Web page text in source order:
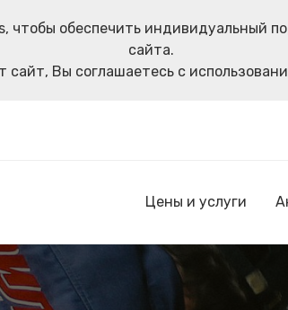
чтобы обеспечить индивидуальный
сайта.
Вы соглашаетесь с
Цены и услуги